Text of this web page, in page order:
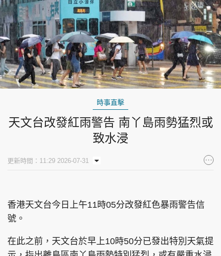
時事直擊
天文台改發紅雨警告 南丫島雨勢猛烈或
致水浸
更新時間：11:29 2026-07-31
香港天文台今日上午11時05分改發紅色暴雨警告信
號。
在此之前，天文台於早上10時50分已發出特別天氣提